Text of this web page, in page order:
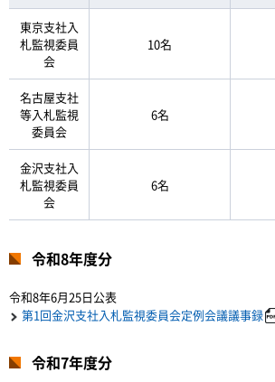
東京支社入
札監視委員
会
10名
名古屋支社
等入札監視
委員会
6名
金沢支社入
札監視委員
会
6名
令和8年度分
令和8年6月25日公表
第1回金沢支社入札監視委員会定例会議議事録
令和7年度分